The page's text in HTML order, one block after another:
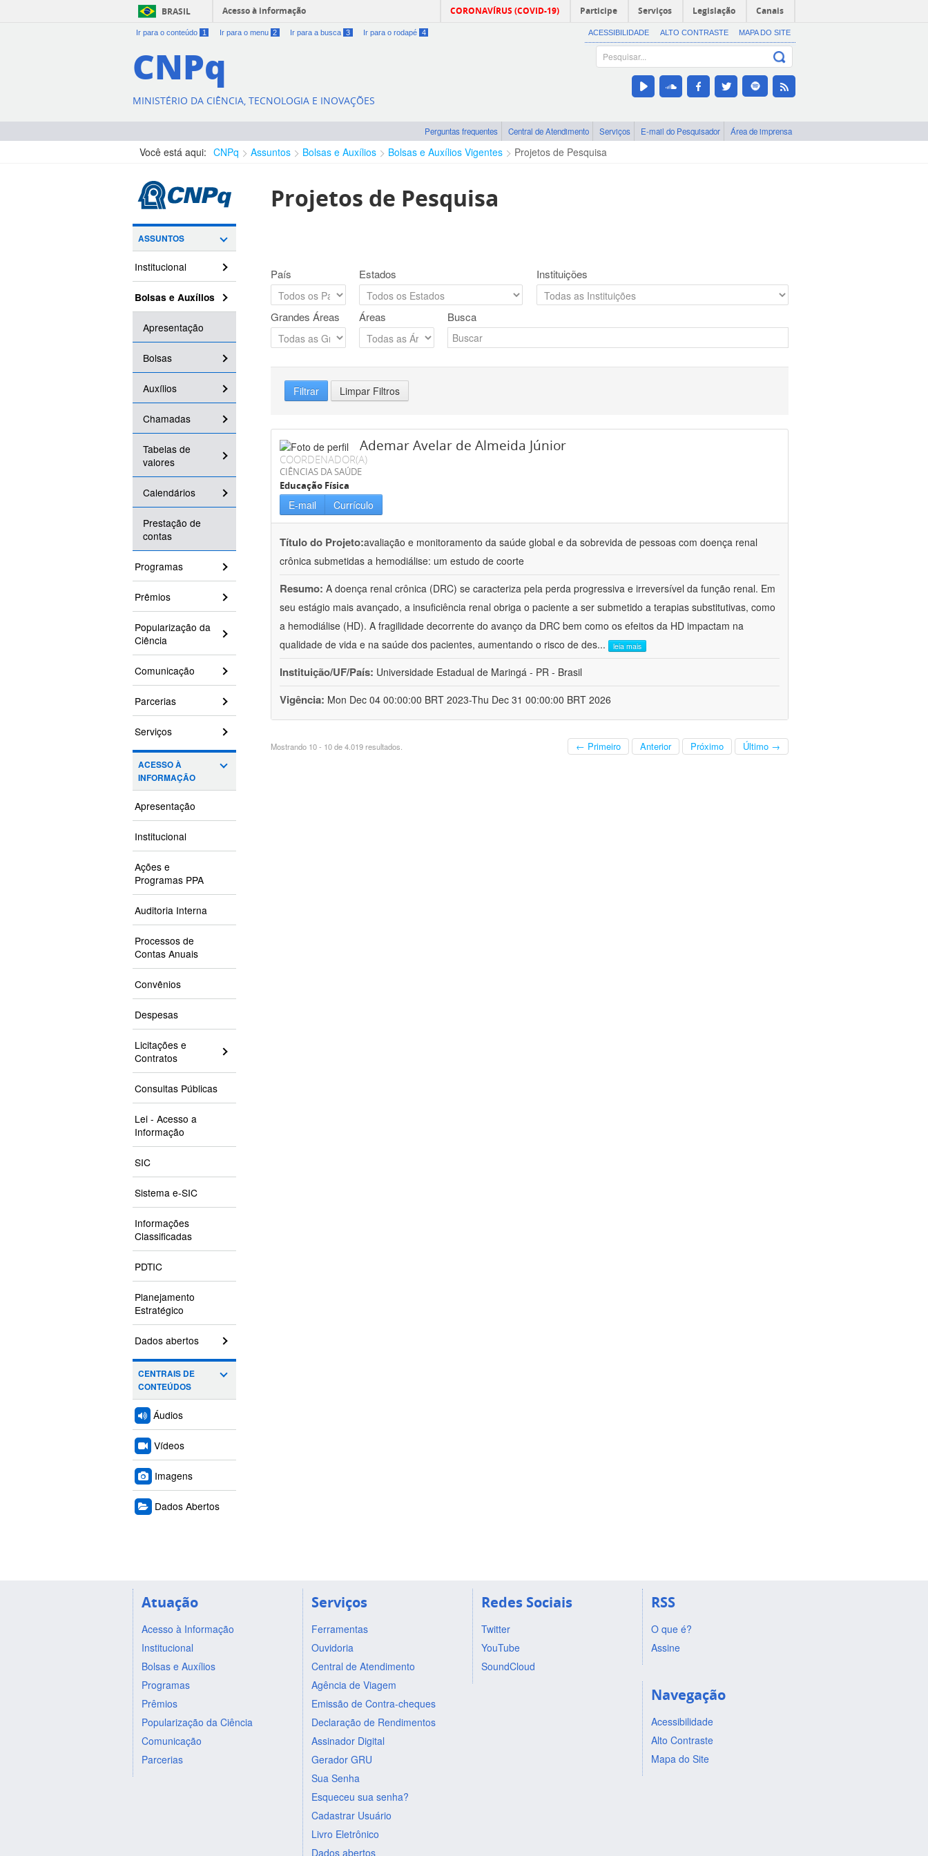
BRASIL Acesso à informação CORONAVÍRUS (COVID-19) Participe Serviços Legislação Canais
Ir para o conteúdo 1 Ir para o menu 2 Ir para a busca 3 Ir para o rodapé 4 ACESSIBILIDADE ALTO CONTRASTE MAPA DO SITE
CNPq
MINISTÉRIO DA CIÊNCIA, TECNOLOGIA E INOVAÇÕES
Perguntas frequentes Central de Atendimento Serviços E-mail do Pesquisador Área de imprensa
Você está aqui: CNPq Assuntos Bolsas e Auxílios Bolsas e Auxílios Vigentes Projetos de Pesquisa
ASSUNTOS
Institucional
Bolsas e Auxílios
Apresentação
Bolsas
Auxílios
Chamadas
Tabelas de
valores
Calendários
Prestação de
contas
Programas
Prêmios
Popularização da
Ciência
Comunicação
Parcerias
Serviços
ACESSO À
INFORMAÇÃO
Apresentação
Institucional
Ações e
Programas PPA
Auditoria Interna
Processos de
Contas Anuais
Convênios
Despesas
Licitações e
Contratos
Consultas Públicas
Lei - Acesso a
Informação
SIC
Sistema e-SIC
Informações
Classificadas
PDTIC
Planejamento
Estratégico
Dados abertos
CENTRAIS DE
CONTEÚDOS
Áudios
Vídeos
Imagens
Dados Abertos
Projetos de Pesquisa
País Estados Instituições
Grandes Áreas Áreas Busca
Filtrar Limpar Filtros
Ademar Avelar de Almeida Júnior
COORDENADOR(A)
CIÊNCIAS DA SAÚDE
Educação Física
E-mail Currículo
Título do Projeto:avaliação e monitoramento da saúde global e da sobrevida de pessoas com doença renal
crônica submetidas a hemodiálise: um estudo de coorte
Resumo: A doença renal crônica (DRC) se caracteriza pela perda progressiva e irreversível da função renal. Em
seu estágio mais avançado, a insuficiência renal obriga o paciente a ser submetido a terapias substitutivas, como
a hemodiálise (HD). A fragilidade decorrente do avanço da DRC bem como os efeitos da HD impactam na
qualidade de vida e na saúde dos pacientes, aumentando o risco de des... leia mais
Instituição/UF/País: Universidade Estadual de Maringá - PR - Brasil
Vigência: Mon Dec 04 00:00:00 BRT 2023-Thu Dec 31 00:00:00 BRT 2026
Mostrando 10 - 10 de 4.019 resultados. ← Primeiro Anterior Próximo Último →
Atuação
Acesso à Informação
Institucional
Bolsas e Auxílios
Programas
Prêmios
Popularização da Ciência
Comunicação
Parcerias
Serviços
Ferramentas
Ouvidoria
Central de Atendimento
Agência de Viagem
Emissão de Contra-cheques
Declaração de Rendimentos
Assinador Digital
Gerador GRU
Sua Senha
Esqueceu sua senha?
Cadastrar Usuário
Livro Eletrônico
Dados abertos
Redes Sociais
Twitter
YouTube
SoundCloud
RSS
O que é?
Assine
Navegação
Acessibilidade
Alto Contraste
Mapa do Site